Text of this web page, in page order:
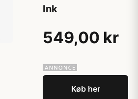
Ink
549,00 kr
Køb her